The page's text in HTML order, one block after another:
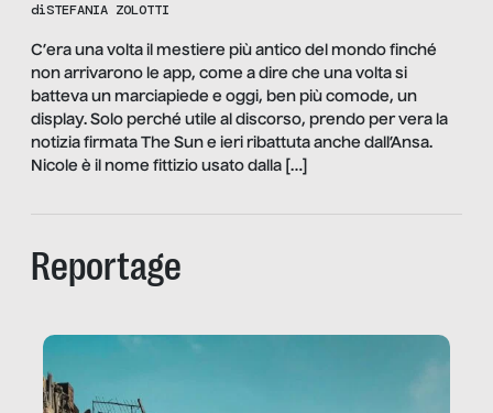
diSTEFANIA ZOLOTTI
C’era una volta il mestiere più antico del mondo finché
non arrivarono le app, come a dire che una volta si
batteva un marciapiede e oggi, ben più comode, un
display. Solo perché utile al discorso, prendo per vera la
notizia firmata The Sun e ieri ribattuta anche dall’Ansa.
Nicole è il nome fittizio usato dalla […]
Reportage